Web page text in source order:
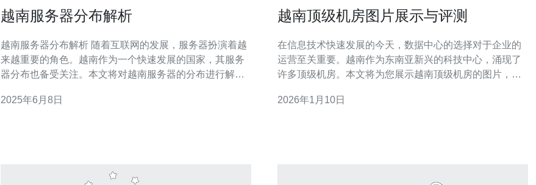
越南服务器分布解析
越南服务器分布解析 随着互联网的发展，服务器扮演着越
来越重要的角色。越南作为一个快速发展的国家，其服务
器分布也备受关注。本文将对越南服务器的分布进行解
商包括VNPT、FPT和VinaHost等。VNPT是越南最大的电
2025年6月8日
越南顶级机房图片展示与评测
在信息技术快速发展的今天，数据中心的选择对于企业的
运营至关重要。越南作为东南亚新兴的科技中心，涌现了
许多顶级机房。本文将为您展示越南顶级机房的图片，并
势。 1. 选择合适的机房 在选择机房之前，需要考虑多个因
2026年1月10日